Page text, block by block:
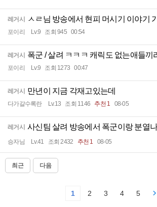
레거시 ㅅㄹ님 방송에서 현피 머시기 이야기
포이리 Lv.9 조회 945 00:54
레거시 폭군 / 살려 ㅋㅋㅋ 캐릭도 없는애들끼
포이리 Lv.9 조회 1273 00:47
레거시 만년이 지금 각재고있는데
다가갈수록란 Lv.13 조회 1146 추천 1 08-05
레거시 사신팀 살려 방송에서 폭군이랑 분열
승자님 Lv.41 조회 2432 추천 1 08-05
최근 다음
1 2 3 4 5